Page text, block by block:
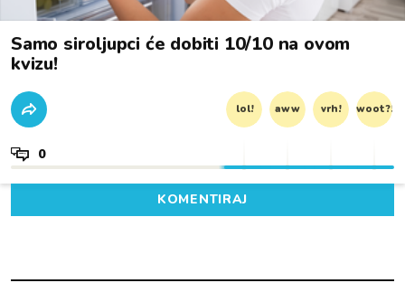
Samo siroljupci će dobiti 10/10 na ovom
kvizu!
lol! aww vrh! woot?!
0
KOMENTIRAJ